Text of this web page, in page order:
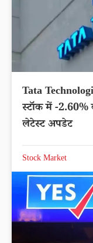
Tata
स्टॉक में -2.60%
लेटेस्ट अपडेट
Stock Market